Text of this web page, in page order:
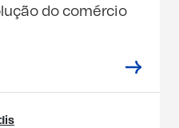
do comércio